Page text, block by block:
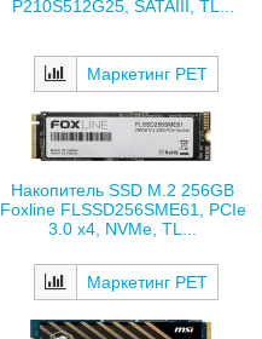
P210S512G25, SATAIII, TL...
Маркетинг РЕТ
Накопитель SSD M.2 256GB
Foxline FLSSD256SME61, PCIe
3.0 x4, NVMe, TL...
Маркетинг РЕТ